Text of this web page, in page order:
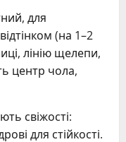
для
(на 1–2
лінію щелепи,
центр чола,
свіжості:
для стійкості.